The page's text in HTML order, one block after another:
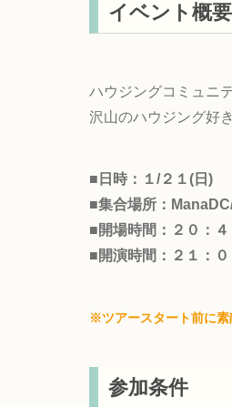
イベント概要
ハウジングコミュニ
沢山のハウジング好
■日時：１/２１(日)
■集合場所：
■開場時間：２０：
■開演時間：２１：０
※ツアースタート前に素
参加条件